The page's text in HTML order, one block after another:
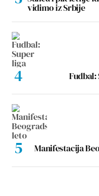
vidimo iz Srbije
Manifestacija